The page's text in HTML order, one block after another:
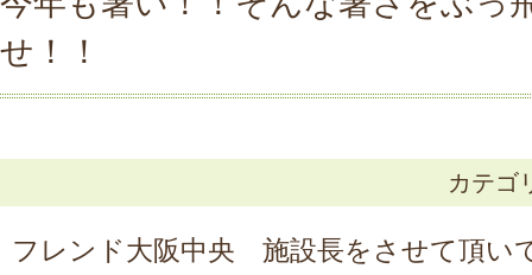
せ！！
カテ
フレンド大阪中央 施設長をさせて頂い